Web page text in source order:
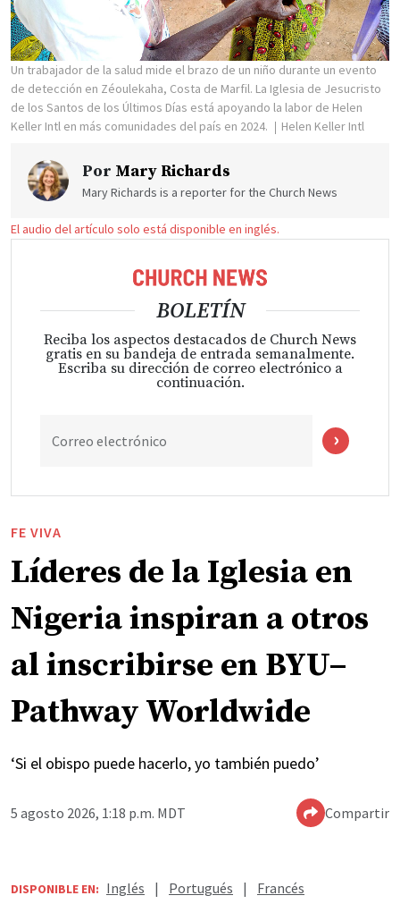
Un trabajador de la salud mide el brazo de un niño durante un evento
de detección en Zéoulekaha, Costa de Marfil. La Iglesia de Jesucristo
de los Santos de los Últimos Días está apoyando la labor de Helen
Keller Intl en más comunidades del país en 2024.
Helen Keller Intl
Por Mary Richards
Mary Richards is a reporter for the Church News
El audio del artículo solo está disponible en inglés.
BOLETÍN
Reciba los aspectos destacados de Church News
gratis en su bandeja de entrada semanalmente.
Escriba su dirección de correo electrónico a
continuación.
Correo electrónico
FE VIVA
Líderes de la Iglesia en
Nigeria inspiran a otros
al inscribirse en BYU–
Pathway Worldwide
‘Si el obispo puede hacerlo, yo también puedo’
5 agosto 2026, 1:18 p.m. MDT Compartir
DISPONIBLE EN: Inglés | Portugués | Francés